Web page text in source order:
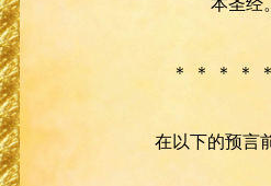
＊ ＊ ＊ ＊
在以下的预言